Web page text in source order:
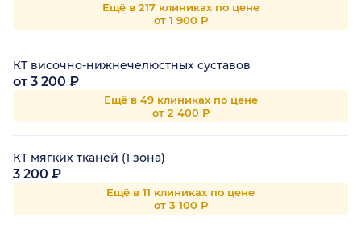
Ещё в 217 клиниках по цене
от 1 900 Р
КТ височно-нижнечелюстных суставов
от 3 200 ₽
Ещё в 49 клиниках по цене
от 2 400 Р
КТ мягких тканей (1 зона)
3 200 ₽
Ещё в 11 клиниках по цене
от 3 100 Р